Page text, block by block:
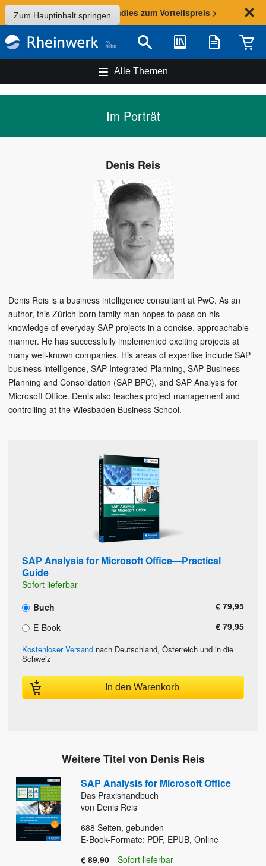
Zum Hauptinhalt springen
Sommer-Aktion: Bundles zum Vorteilspreis >
Suche Bibliothek Merkliste
Alle Themen
Im Porträt
Denis Reis
Denis Reis is a business intelligence consultant at PwC. As an
author, this Zürich-born family man hopes to pass on his
knowledge of everyday SAP projects in a concise, approachable
manner. He has successfully implemented exciting projects at
many well-known companies. His areas of expertise include SAP
business intelligence, SAP Integrated Planning, SAP Business
Planning and Consolidation (SAP BPC), and SAP Analysis for
Microsoft Office. Denis also teaches project management and
controlling at the Wiesbaden Business School.
SAP Analysis for Microsoft Office—Practical
Guide
Sofort lieferbar
Buch
€ 79,95
E-Book
€ 79,95
Kostenloser Versand nach Deutschland, Österreich und in die
Schweiz
In den Warenkorb
Weitere Titel von Denis Reis
SAP Analysis for Microsoft Office
Das Praxishandbuch
von Denis Reis
688 Seiten, gebunden
E-Book-Formate: PDF, EPUB, Online
€ 89,90
Sofort lieferbar